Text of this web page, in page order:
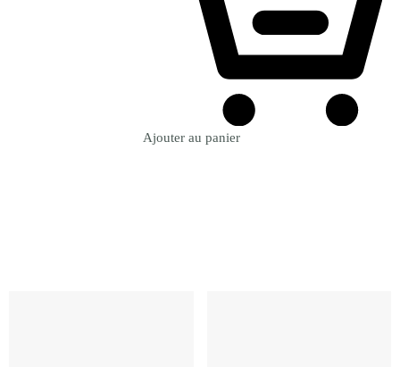
Ajouter au panier